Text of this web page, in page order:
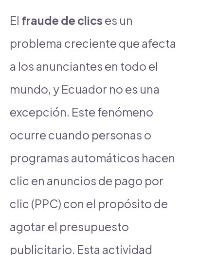
El fraude de clics es un
problema creciente que afecta
a los anunciantes en todo el
mundo, y Ecuador no es una
excepción. Este fenómeno
ocurre cuando personas o
programas automáticos hacen
clic en anuncios de pago por
clic (PPC) con el propósito de
agotar el presupuesto
publicitario. Esta actividad